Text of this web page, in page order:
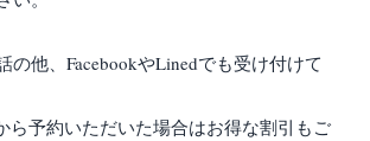
の他、FacebookやLinedでも受け付けて
ら予約いただいた場合はお得な割引もご